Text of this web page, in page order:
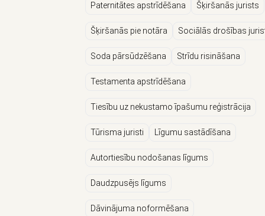
Paternitātes apstrīdēšana Šķiršanās jurists
Šķiršanās pie notāra Sociālās drošības
Soda pārsūdzēšana Strīdu risināšana
Testamenta apstrīdēšana
Tiesību uz nekustamo īpašumu reģistrācija
Tūrisma juristi Līgumu sastādīšana
Autortiesību nodošanas līgums
Daudzpusējs līgums
Dāvinājuma noformēšana